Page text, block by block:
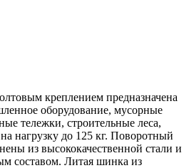
креплением предназначена
оборудование, мусорные
тележки, строительные леса,
нагрузку до 125 кг. Поворотный
из высококачественной стали и
составом. Литая шинка из